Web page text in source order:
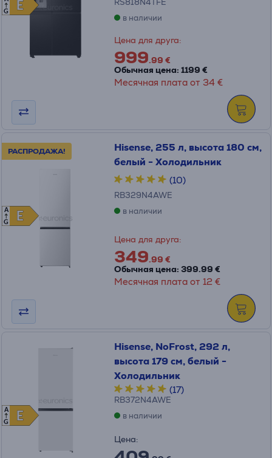
E
E
G
в наличии
Цена для друга:
999.99 €
Обычная цена: 1199 €
Месячная плата от 34 €
РАСПРОДАЖА!
E
E
A
G
Hisense, 255 л, высота 180 см,
белый - Холодильник
(10)
RB329N4AWE
в наличии
Цена для друга:
349.99 €
Обычная цена: 399.99 €
Месячная плата от 12 €
E
E
A
G
Hisense, NoFrost, 292 л,
высота 179 см, белый -
Холодильник
(17)
RB372N4AWE
в наличии
Цена: